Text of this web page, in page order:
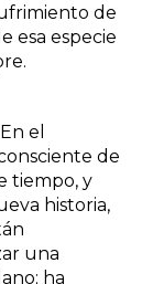
de
esa especie
el
de
tiempo, y
historia,
una
ha